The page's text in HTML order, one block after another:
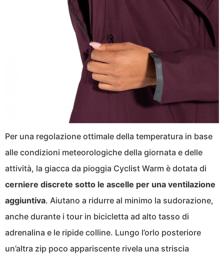
Per una regolazione ottimale della temperatura in base
alle condizioni meteorologiche della giornata e delle
attività, la giacca da pioggia Cyclist Warm è dotata di
cerniere discrete sotto le ascelle per una ventilazione
aggiuntiva. Aiutano a ridurre al minimo la sudorazione,
anche durante i tour in bicicletta ad alto tasso di
adrenalina e le ripide colline. Lungo l’orlo posteriore
un’altra zip poco appariscente rivela una striscia